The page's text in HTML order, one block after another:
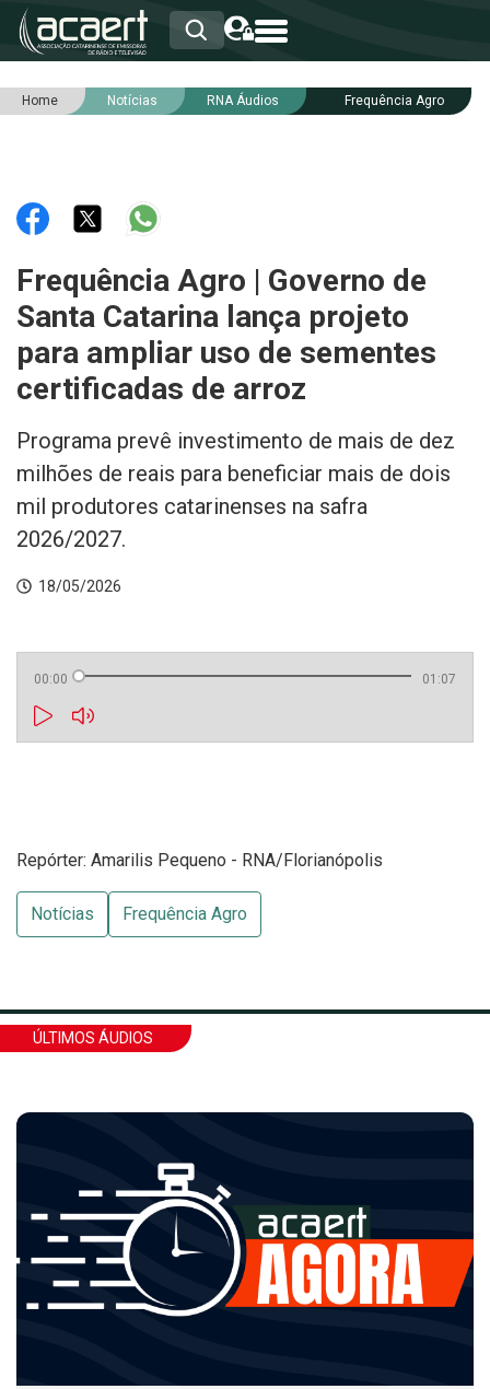
HOME
RNA
NOTÍCIAS
SERVIÇOS
INTEGRIDADE
Home Notícias RNA Áudios Frequência Agro
Frequência Agro | Governo de
Santa Catarina lança projeto
para ampliar uso de sementes
certificadas de arroz
Programa prevê investimento de mais de dez
milhões de reais para beneficiar mais de dois
mil produtores catarinenses na safra
2026/2027.
18/05/2026
00:00 01:07
Repórter: Amarilis Pequeno - RNA/Florianópolis
Notícias Frequência Agro
ÚLTIMOS ÁUDIOS